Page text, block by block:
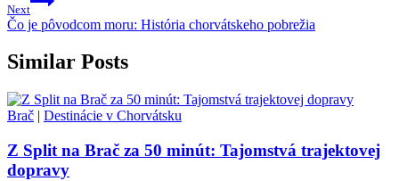
Next
Čo je pôvodcom moru: História chorvátskeho pobrežia
Similar Posts
Brač | Destinácie v Chorvátsku
Z Split na Brač za 50 minút: Tajomstvá trajektovej
dopravy